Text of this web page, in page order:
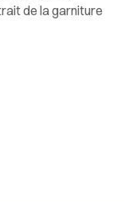
de la garniture